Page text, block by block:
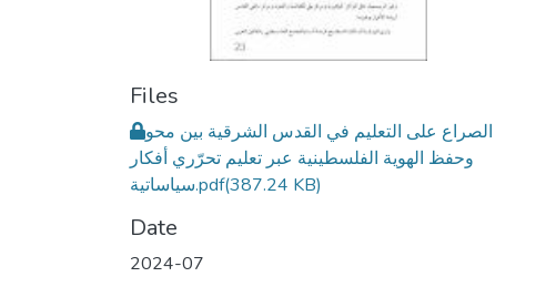
Files
الصراع على التعليم في القدس الشرقية بين محو
وحفظ الهوية الفلسطينية عبر تعليم تحرّري أفكار
سياساتية.pdf(387.24 KB)
Date
2024-07